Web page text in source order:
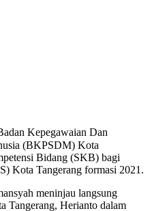
Kepegawaian Dan
(BKPSDM) Kota
Bidang (SKB) bagi
Kota Tangerang formasi 2021.
meninjau langsung
Tangerang, Herianto dalam